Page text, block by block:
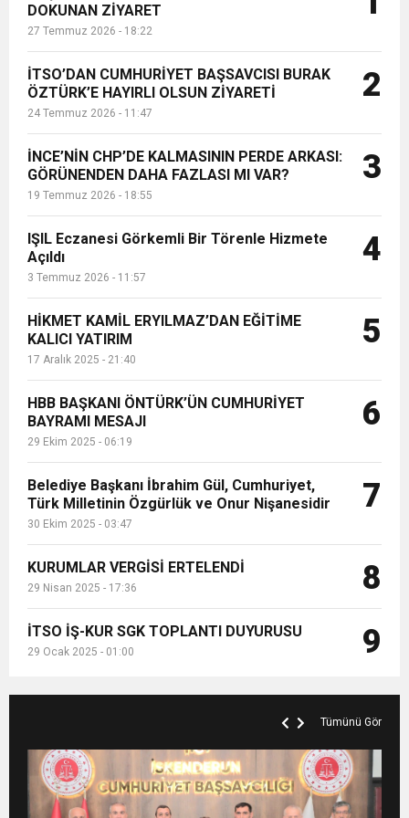
ve Onur Nişanesidir
6:19 HBB BAŞKANI ÖNTÜRK’ÜN
CUMHURİYET BAYRAMI MESAJI
17:36 KURUMLAR VERGİSİ ERTELENDİ
1:00 İTSO İŞ-KUR SGK TOPLANTI
21:40 CEYLANDERE’DE BAŞKAN EMRAH
18:22
GÖNÜLLERE DOKUNAN ZİYARET
düzenledikleri bir basın toplantısı ile
bil...
DOKUNAN ZİYARET
27 Temmuz 2026 - 18:22
İTSO’DAN CUMHURİYET BAŞSAVCISI BURAK
ÖZTÜRK’E HAYIRLI OLSUN ZİYARETİ
24 Temmuz 2026 - 11:47
2
İNCE’NİN CHP’DE KALMASININ PERDE ARKASI:
GÖRÜNENDEN DAHA FAZLASI MI VAR?
19 Temmuz 2026 - 18:55
3
IŞIL Eczanesi Görkemli Bir Törenle Hizmete
Açıldı
3 Temmuz 2026 - 11:57
4
HİKMET KAMİL ERYILMAZ’DAN EĞİTİME
KALICI YATIRIM
17 Aralık 2025 - 21:40
5
HBB BAŞKANI ÖNTÜRK’ÜN CUMHURİYET
BAYRAMI MESAJI
29 Ekim 2025 - 06:19
6
Belediye Başkanı İbrahim Gül, Cumhuriyet,
Türk Milletinin Özgürlük ve Onur Nişanesidir
30 Ekim 2025 - 03:47
7
KURUMLAR VERGİSİ ERTELENDİ
29 Nisan 2025 - 17:36 8
İTSO İŞ-KUR SGK TOPLANTI DUYURUSU
29 Ocak 2025 - 01:00 9
Tümünü Gör